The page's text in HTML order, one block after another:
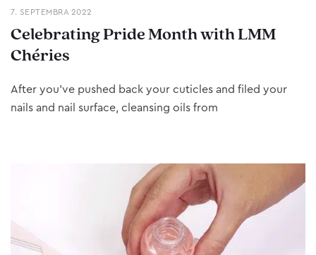
7. SEPTEMBRA 2022
Celebrating Pride Month with LMM
Chéries
After you’ve pushed back your cuticles and filed your
nails and nail surface, cleansing oils from